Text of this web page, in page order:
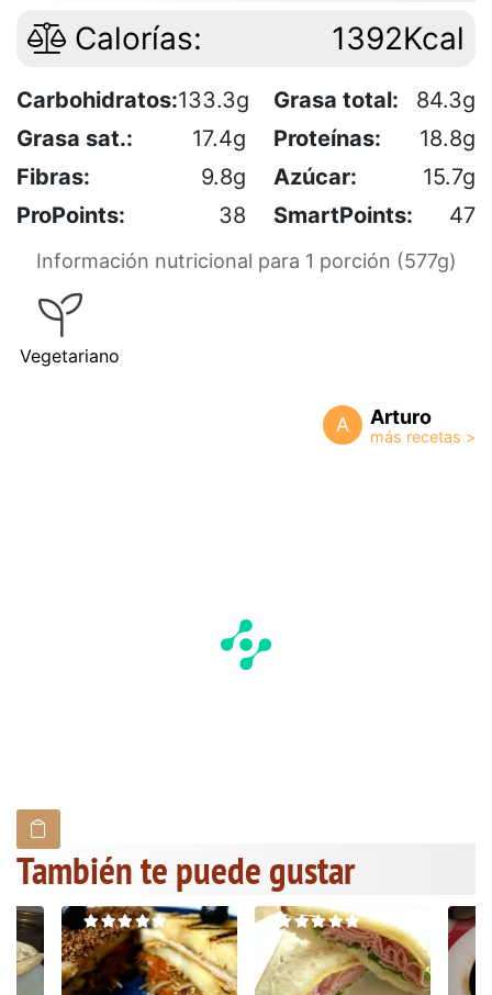
Calorías: 1392Kcal
Carbohidratos:133.3g Grasa total:
84.3g
Grasa sat.:
17.4g Proteínas:
18.8g
Fibras:
9.8g Azúcar:
15.7g
ProPoints:
38 SmartPoints: 47
Información nutricional para 1 porción (577g)
Vegetariano
A Arturo
También te puede gustar